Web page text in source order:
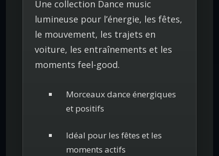
Une collection Dance music
lumineuse pour l’énergie, les fêtes,
le mouvement, les trajets en
voiture, les entraînements et les
moments feel-good.
Morceaux dance énergiques
et positifs
Idéal pour les fêtes et les
moments actifs